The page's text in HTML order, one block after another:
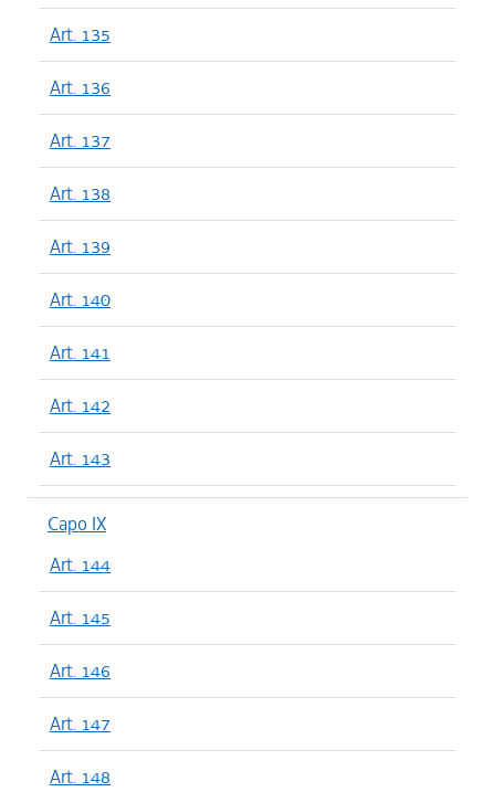
Art. 135
Art. 136
Art. 137
Art. 138
Art. 139
Art. 140
Art. 141
Art. 142
Art. 143
Capo IX
Art. 144
Art. 145
Art. 146
Art. 147
Art. 148